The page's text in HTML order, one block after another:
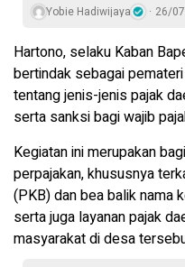
Yobie Hadiwijaya 26/
Hartono, selaku Kaban
bertindak sebagai
tentang jenis-jenis pajak
serta sanksi bagi wajib
Kegiatan ini merupakan
perpajakan, khususnya
(PKB) dan bea balik nama
serta juga layanan pajak
masyarakat di desa